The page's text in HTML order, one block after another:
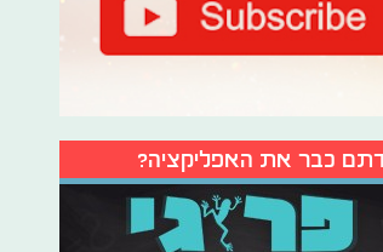
כבר את האפליקציה?